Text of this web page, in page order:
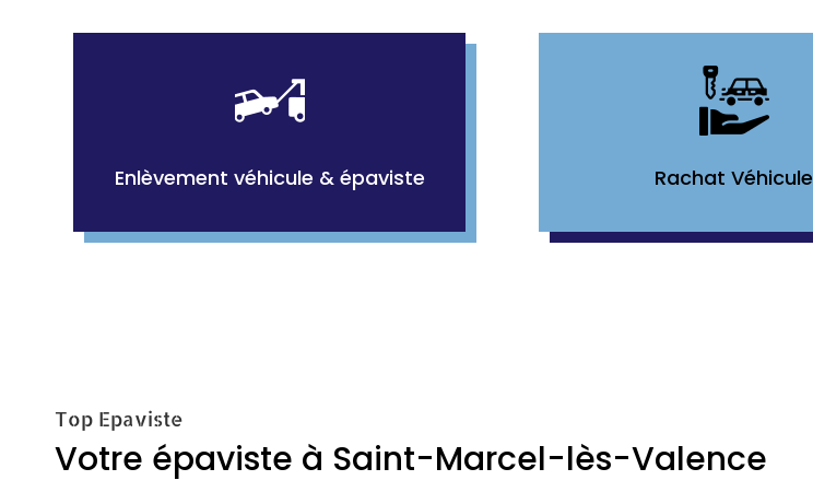
Enlèvement véhicule & épaviste Rachat Véhicule
Top Epaviste
Votre épaviste à Saint-Marcel-lès-Valence